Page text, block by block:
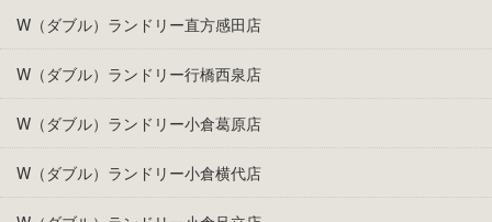
W（ダブル）ランドリー直方感田店
W（ダブル）ランドリー行橋西泉店
W（ダブル）ランドリー小倉葛原店
W（ダブル）ランドリー小倉横代店